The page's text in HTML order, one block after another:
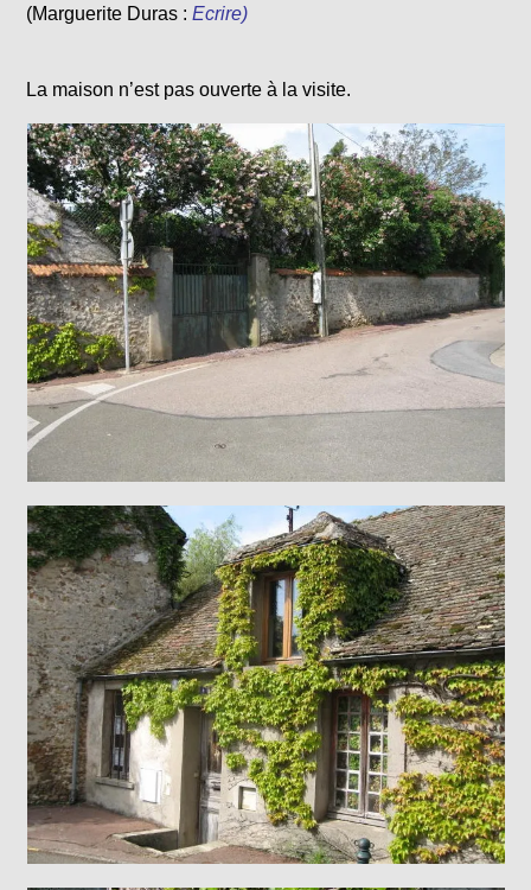
(Marguerite Duras : Ecrire)
La maison n’est pas ouverte à la visite.